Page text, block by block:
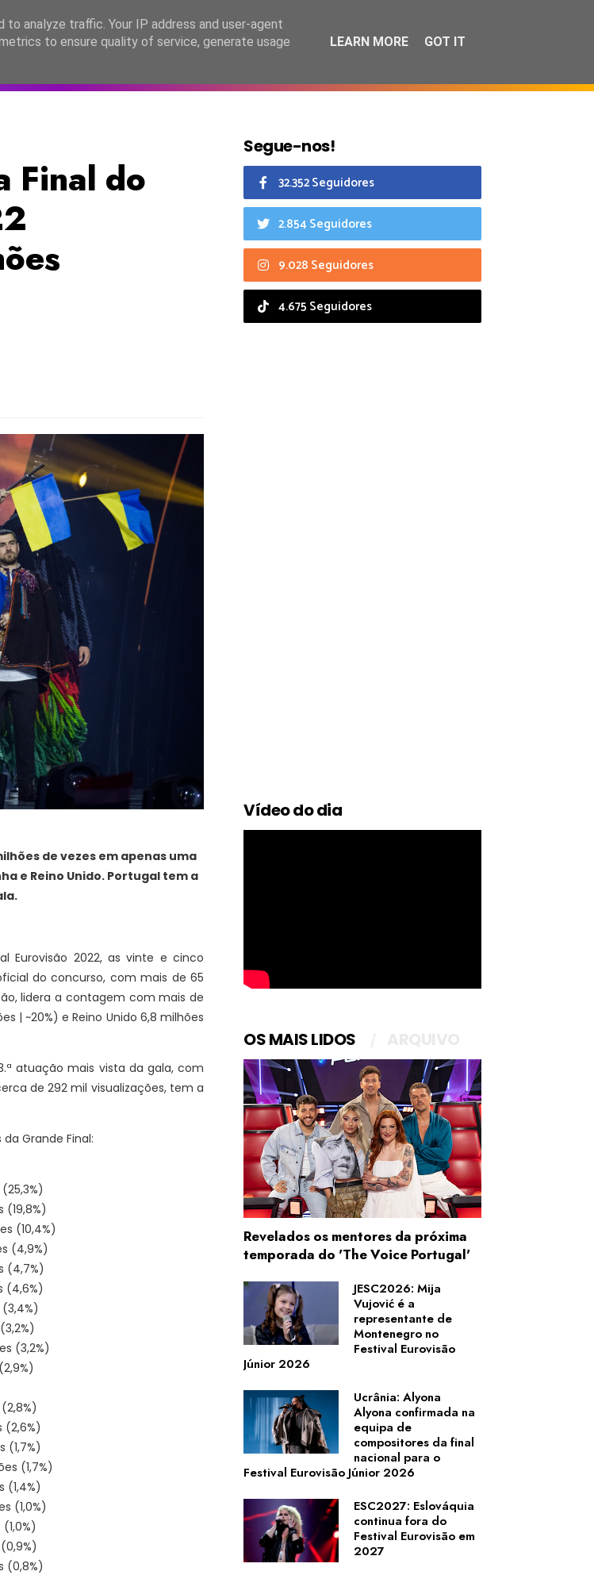
PORTUGAL LANÇAMENTOS ESPECIAIS CALENDÁRIO
Final do
de vezes em apenas uma
e Reino Unido. Portugal tem a
Eurovisão 2022, as vinte e cinco
do concurso, com mais de 65
lidera a contagem com mais de
| ~20%) e Reino Unido 6,8 milhões
atuação mais vista da gala, com
de 292 mil visualizações, tem a
Grande Final:
(19,8%)
(10,4%)
(4,9%)
(4,7%)
(4,6%)
(3,2%)
(2,6%)
(1,7%)
(1,7%)
(1,4%)
(1,0%)
(0,8%)
Segue-nos!
32.352 Seguidores
2.854 Seguidores
9.028 Seguidores
4.675 Seguidores
Vídeo do dia
OS MAIS LIDOS
Revelados os mentores da próxima
temporada do 'The Voice Portugal'
JESC2026: Mija
Vujović é a
representante de
Montenegro no
Festival Eurovisão
Júnior 2026
Ucrânia: Alyona
Alyona confirmada na
equipa de
compositores da final
nacional para o
Festival Eurovisão Júnior 2026
ESC2027: Eslováquia
continua fora do
Festival Eurovisão em
2027
analyze traffic. Your IP address and user-agent
to ensure quality of service, generate usage
LEARN MORE GOT IT